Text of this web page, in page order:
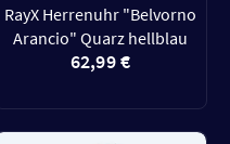
RayX Herrenuhr "Belvorno
Arancio" Quarz hellblau
62,99 €